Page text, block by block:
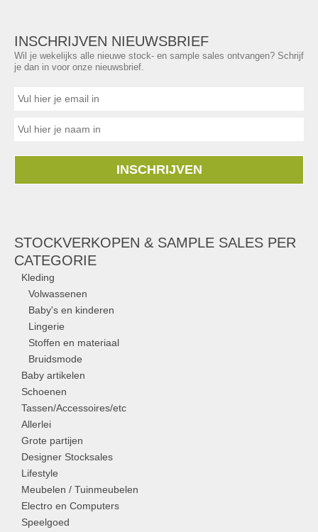
INSCHRIJVEN NIEUWSBRIEF
Wil je wekelijks alle nieuwe stock- en sample sales ontvangen? Schrijf
je dan in voor onze nieuwsbrief.
INSCHRIJVEN
STOCKVERKOPEN & SAMPLE SALES PER
CATEGORIE
Kleding
Volwassenen
Baby's en kinderen
Lingerie
Stoffen en materiaal
Bruidsmode
Baby artikelen
Schoenen
Tassen/Accessoires/etc
Allerlei
Grote partijen
Designer Stocksales
Lifestyle
Meubelen / Tuinmeubelen
Electro en Computers
Speelgoed